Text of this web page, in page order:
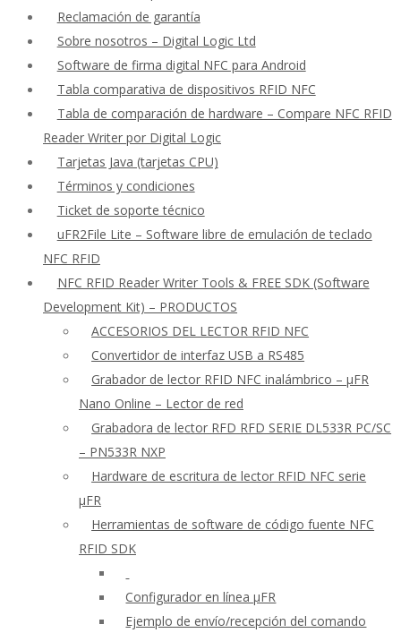
Reclamación de garantía
Sobre nosotros – Digital Logic Ltd
Software de firma digital NFC para Android
Tabla comparativa de dispositivos RFID NFC
Tabla de comparación de hardware – Compare NFC RFID
Reader Writer por Digital Logic
Tarjetas Java (tarjetas CPU)
Términos y condiciones
Ticket de soporte técnico
uFR2File Lite – Software libre de emulación de teclado
NFC RFID
NFC RFID Reader Writer Tools & FREE SDK (Software
Development Kit) – PRODUCTOS
ACCESORIOS DEL LECTOR RFID NFC
Convertidor de interfaz USB a RS485
Grabador de lector RFID NFC inalámbrico – μFR
Nano Online – Lector de red
Grabadora de lector RFD RFD SERIE DL533R PC/SC
– PN533R NXP
Hardware de escritura de lector RFID NFC serie
μFR
Herramientas de software de código fuente NFC
RFID SDK
Configurador en línea μFR
Ejemplo de envío/recepción del comando